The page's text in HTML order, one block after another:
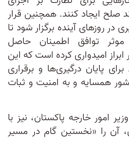
ایجاد کنند. همچنین قرار
روزهای آینده برگزار شود تا
توافق اطمینان حاصل
امیدواری کرده است که این
پایان درگیری‌ها و برقراری
همسایه و به امنیت و ثبات
امور خارجه پاکستان، نیز با
آن را «نخستین گام در مسیر